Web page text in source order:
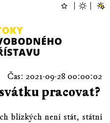
Čas: 2021-09-28 00:00:02
pracovat?
blízkých není stát, státní